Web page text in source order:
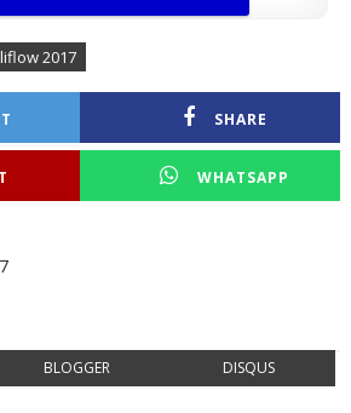
2017
SHARE
WHATSAPP
BLOGGER DISQUS